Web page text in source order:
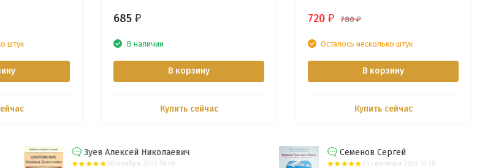
штук
685 ₽
В наличии
В корзину
Купить сейчас
720 ₽ 780₽
Осталось несколько штук
В корзину
Купить сейчас
Зуев Алексей Николаевич
20 ноября 2025 18:48
Семенов Сергей
21 сентября 2025 15:20